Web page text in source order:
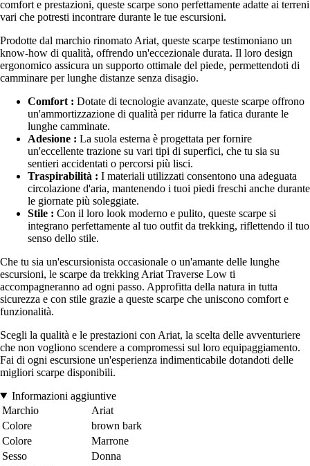
comfort e prestazioni, queste scarpe sono perfettamente adatte ai terreni
vari che potresti incontrare durante le tue escursioni.
Prodotte dal marchio rinomato Ariat, queste scarpe testimoniano un
know-how di qualità, offrendo un'eccezionale durata. Il loro design
ergonomico assicura un supporto ottimale del piede, permettendoti di
camminare per lunghe distanze senza disagio.
Comfort : Dotate di tecnologie avanzate, queste scarpe offrono
un'ammortizzazione di qualità per ridurre la fatica durante le
lunghe camminate.
Adesione : La suola esterna è progettata per fornire
un'eccellente trazione su vari tipi di superfici, che tu sia su
sentieri accidentati o percorsi più lisci.
Traspirabilità : I materiali utilizzati consentono una adeguata
circolazione d'aria, mantenendo i tuoi piedi freschi anche durante
le giornate più soleggiate.
Stile : Con il loro look moderno e pulito, queste scarpe si
integrano perfettamente al tuo outfit da trekking, riflettendo il tuo
senso dello stile.
Che tu sia un'escursionista occasionale o un'amante delle lunghe
escursioni, le scarpe da trekking Ariat Traverse Low ti
accompagneranno ad ogni passo. Approfitta della natura in tutta
sicurezza e con stile grazie a queste scarpe che uniscono comfort e
funzionalità.
Scegli la qualità e le prestazioni con Ariat, la scelta delle avventuriere
che non vogliono scendere a compromessi sul loro equipaggiamento.
Fai di ogni escursione un'esperienza indimenticabile dotandoti delle
migliori scarpe disponibili.
Informazioni aggiuntive
Marchio
Ariat
Colore
brown bark
Colore
Marrone
Sesso
Donna